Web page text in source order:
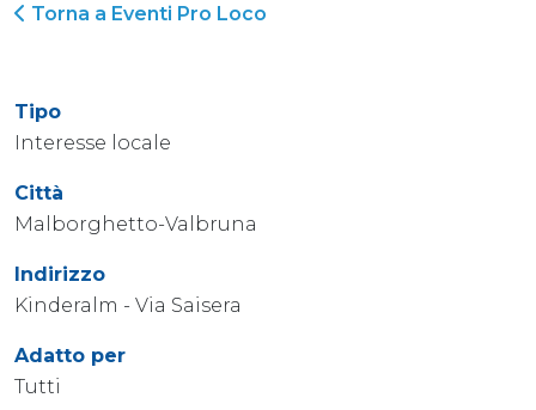
Torna a Eventi Pro Loco
Tipo
Interesse locale
Città
Malborghetto-Valbruna
Indirizzo
Kinderalm - Via Saisera
Adatto per
Tutti